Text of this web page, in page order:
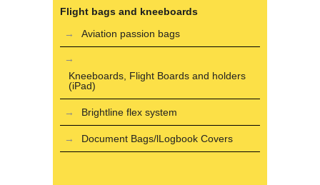
Flight bags and kneeboards
Aviation passion bags
Kneeboards, Flight Boards and holders
(iPad)
Brightline flex system
Document Bags/lLogbook Covers